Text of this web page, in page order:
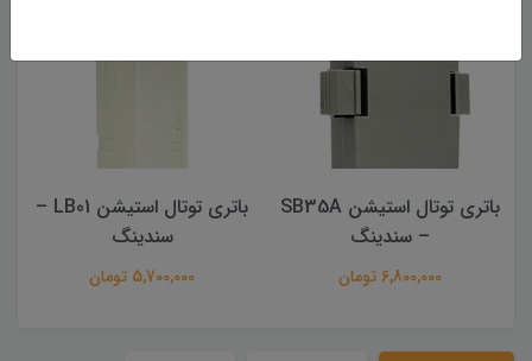
باتری توتال استیشن SB35A
– سندینگ
6,800,000 تومان
باتری توتال استیشن LB01 –
سندینگ
5,700,000 تومان